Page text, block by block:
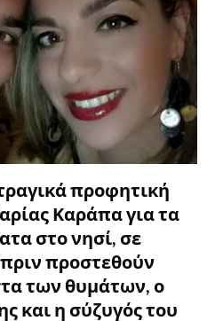
προφητική
Καράπα για τα
στο νησί, σε
προστεθούν
των θυμάτων, ο
και η σύζυγός του